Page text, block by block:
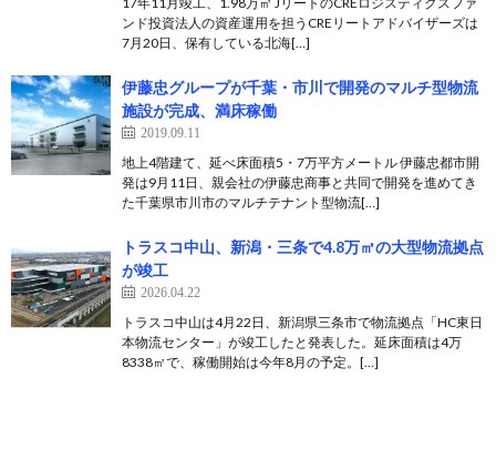
ンド投資法人の資産運用を担うCREリートアドバイザーズは
7月20日、保有している北海[…]
伊藤忠グループが千葉・市川で開発のマルチ型物流
施設が完成、満床稼働
2019.09.11
地上4階建て、延べ床面積5・7万平方メートル 伊藤忠都市開
発は9月11日、親会社の伊藤忠商事と共同で開発を進めてき
た千葉県市川市のマルチテナント型物流[…]
トラスコ中山、新潟・三条で4.8万㎡の大型物流拠点
が竣工
2026.04.22
トラスコ中山は4月22日、新潟県三条市で物流拠点「HC東日
本物流センター」が竣工したと発表した。延床面積は4万
8338㎡で、稼働開始は今年8月の予定。[…]